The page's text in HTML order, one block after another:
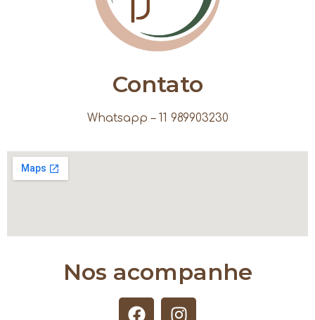
Contato
Whatsapp – 11 989903230
Nos acompanhe